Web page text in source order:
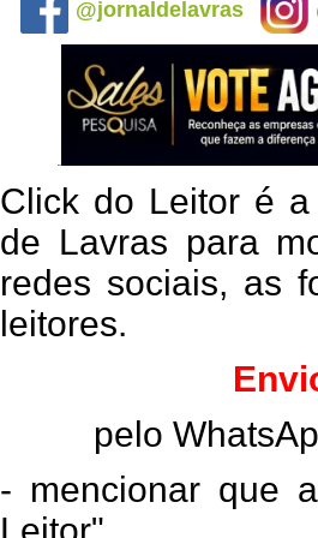
@jornaldelavras
Click do Leitor é
de Lavras para
redes sociais, as
leitores.
pelo
- mencionar que